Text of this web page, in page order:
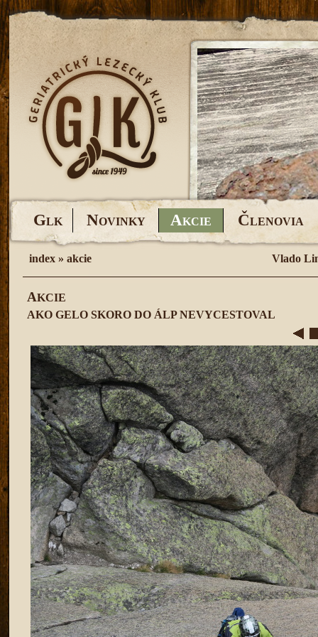
GLK NOVINKY AKCIE ČLENOVIA
index » akcie Vlado
AKCIE
AKO GELO SKORO DO ÁLP NEVYCESTOVAL